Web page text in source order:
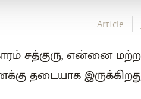
Article
சத்குரு, என்னை
தடையாக